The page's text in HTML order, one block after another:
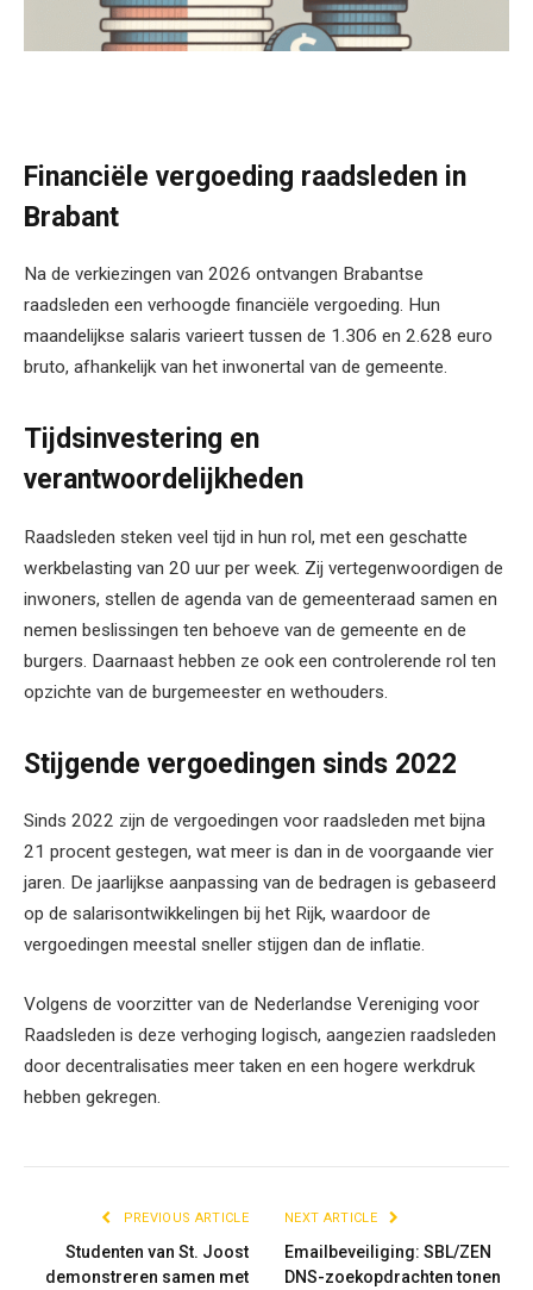
Financiële vergoeding raadsleden in
Brabant
Na de verkiezingen van 2026 ontvangen Brabantse
raadsleden een verhoogde financiële vergoeding. Hun
maandelijkse salaris varieert tussen de 1.306 en 2.628 euro
bruto, afhankelijk van het inwonertal van de gemeente.
Tijdsinvestering en
verantwoordelijkheden
Raadsleden steken veel tijd in hun rol, met een geschatte
werkbelasting van 20 uur per week. Zij vertegenwoordigen de
inwoners, stellen de agenda van de gemeenteraad samen en
nemen beslissingen ten behoeve van de gemeente en de
burgers. Daarnaast hebben ze ook een controlerende rol ten
opzichte van de burgemeester en wethouders.
Stijgende vergoedingen sinds 2022
Sinds 2022 zijn de vergoedingen voor raadsleden met bijna
21 procent gestegen, wat meer is dan in de voorgaande vier
jaren. De jaarlijkse aanpassing van de bedragen is gebaseerd
op de salarisontwikkelingen bij het Rijk, waardoor de
vergoedingen meestal sneller stijgen dan de inflatie.
Volgens de voorzitter van de Nederlandse Vereniging voor
Raadsleden is deze verhoging logisch, aangezien raadsleden
door decentralisaties meer taken en een hogere werkdruk
hebben gekregen.
PREVIOUS ARTICLE
Studenten van St. Joost
demonstreren samen met
NEXT ARTICLE
Emailbeveiliging: SBL/ZEN
DNS-zoekopdrachten tonen